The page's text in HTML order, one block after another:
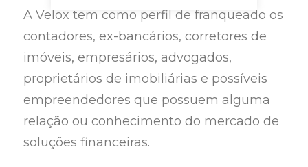
A Velox tem como perfil de franqueado os
contadores, ex-bancários, corretores de
imóveis, empresários, advogados,
proprietários de imobiliárias e possíveis
empreendedores que possuem alguma
relação ou conhecimento do mercado de
soluções financeiras.